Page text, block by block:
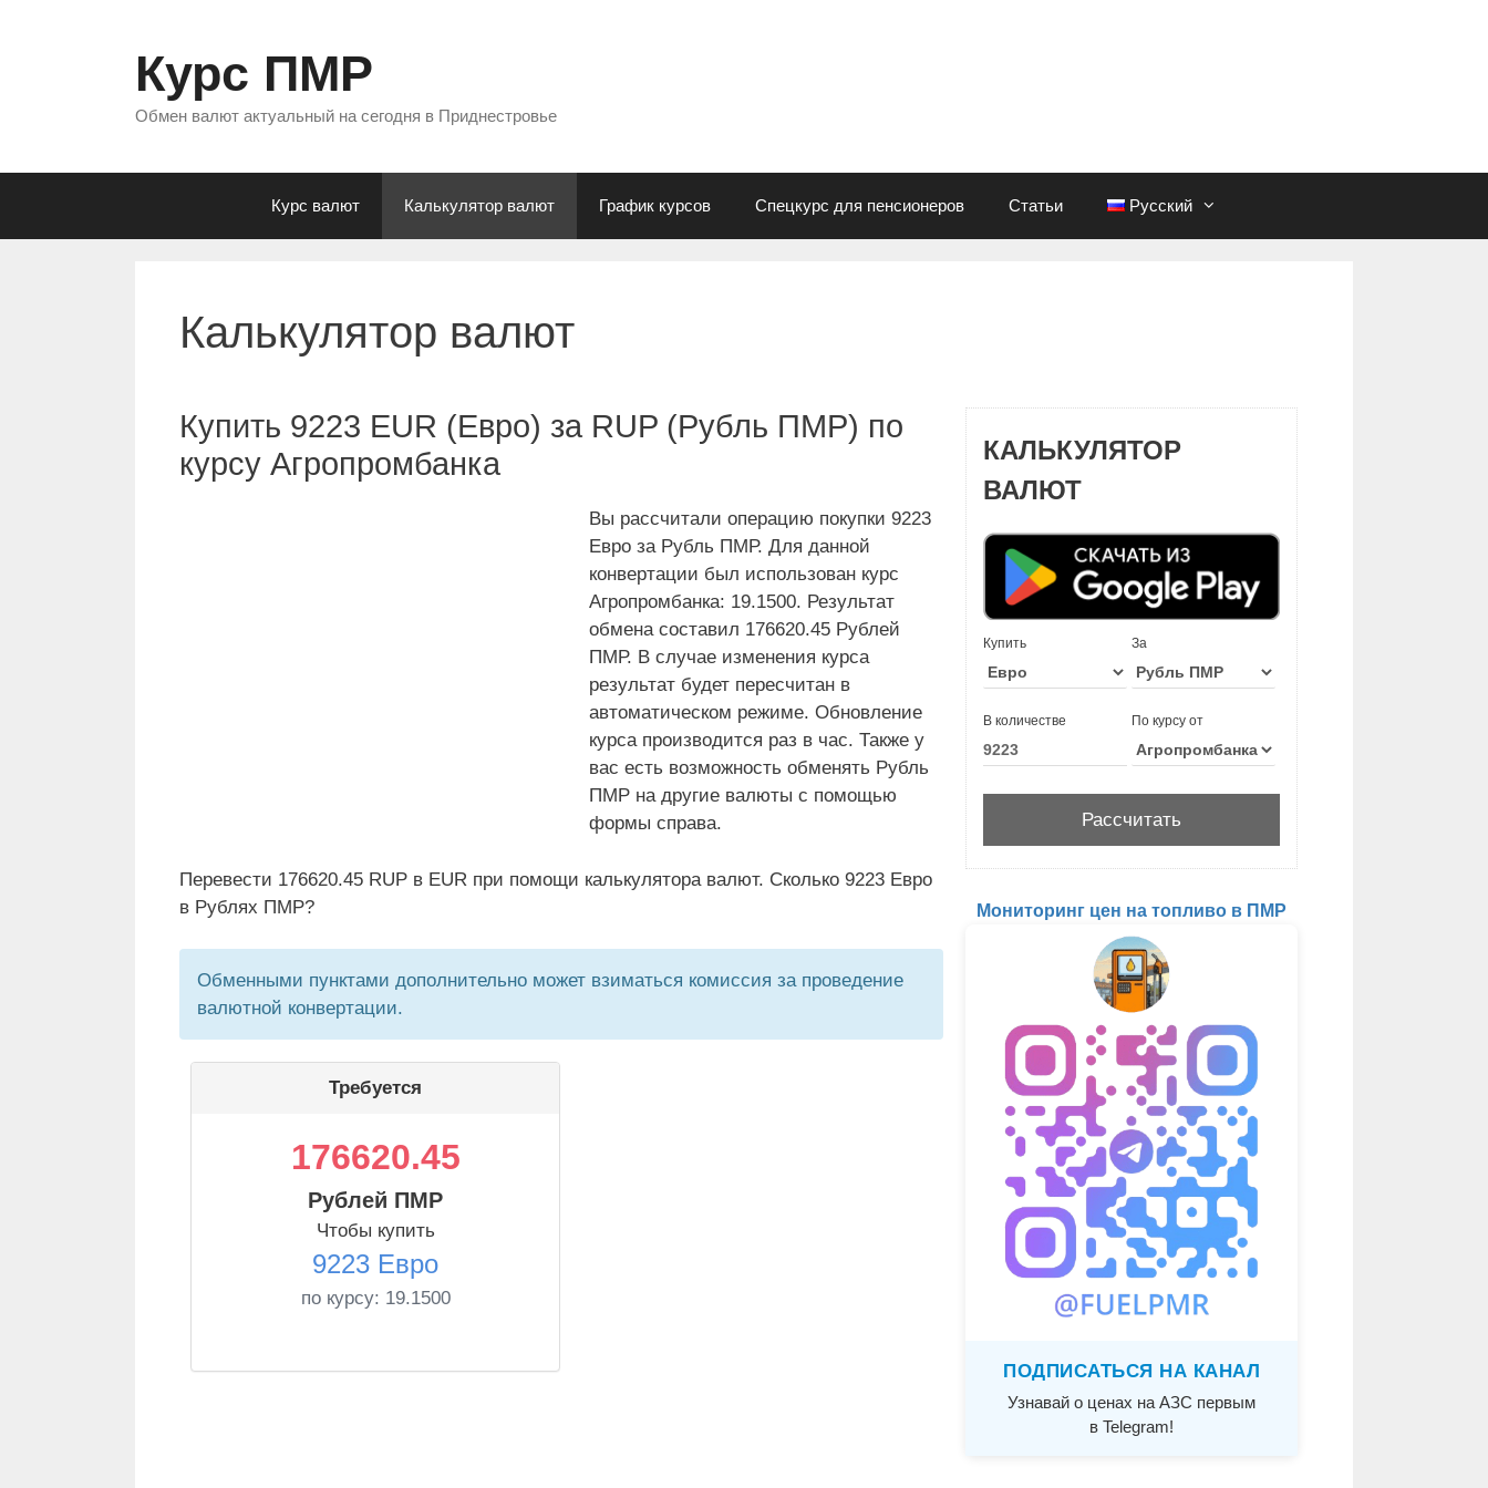
Курс ПМР
Обмен валют актуальный на сегодня в Приднестровье
Курс валют Калькулятор валют График курсов Спецкурс для пенсионеров Статьи Русский
Калькулятор валют
Купить 9223 EUR (Евро) за RUP (Рубль ПМР) по
курсу Агропромбанка
Вы рассчитали операцию покупки 9223
Евро за Рубль ПМР. Для данной
конвертации был использован курс
Агропромбанка: 19.1500. Результат
обмена составил 176620.45 Рублей
ПМР. В случае изменения курса
результат будет пересчитан в
автоматическом режиме. Обновление
курса производится раз в час. Также у
вас есть возможность обменять Рубль
ПМР на другие валюты с помощью
формы справа.
Перевести 176620.45 RUP в EUR при помощи калькулятора валют. Сколько 9223 Евро
в Рублях ПМР?
Обменными пунктами дополнительно может взиматься комиссия за проведение
валютной конвертации.
Требуется
176620.45
Рублей ПМР
Чтобы купить
9223 Евро
по курсу: 19.1500
КАЛЬКУЛЯТОР
ВАЛЮТ
Купить За
В количестве По курсу от
Мониторинг цен на топливо в ПМР
ПОДПИСАТЬСЯ НА КАНАЛ
Узнавай о ценах на АЗС первым
в Telegram!